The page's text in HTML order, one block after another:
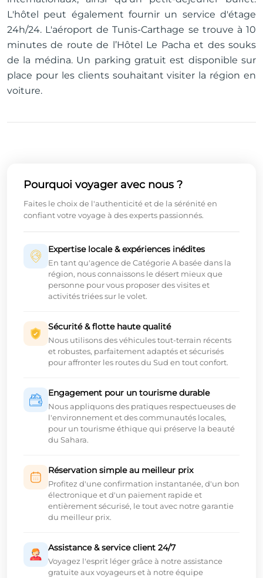
L'hôtel peut également fournir un service d'étage
24h/24. L'aéroport de Tunis-Carthage se trouve à 10
minutes de route de l’Hôtel Le Pacha et des souks
de la médina. Un parking gratuit est disponible sur
place pour les clients souhaitant visiter la région en
voiture.
Pourquoi voyager avec nous ?
Faites le choix de l'authenticité et de la sérénité en
confiant votre voyage à des experts passionnés.
Expertise locale & expériences inédites
En tant qu'agence de Catégorie A basée dans la
région, nous connaissons le désert mieux que
personne pour vous proposer des visites et
activités triées sur le volet.
Sécurité & flotte haute qualité
Nous utilisons des véhicules tout-terrain récents
et robustes, parfaitement adaptés et sécurisés
pour affronter les routes du Sud en tout confort.
Engagement pour un tourisme durable
Nous appliquons des pratiques respectueuses de
l'environnement et des communautés locales,
pour un tourisme éthique qui préserve la beauté
du Sahara.
Réservation simple au meilleur prix
Profitez d'une confirmation instantanée, d'un bon
électronique et d'un paiement rapide et
entièrement sécurisé, le tout avec notre garantie
du meilleur prix.
Assistance & service client 24/7
Voyagez l'esprit léger grâce à notre assistance
gratuite aux voyageurs et à notre équipe